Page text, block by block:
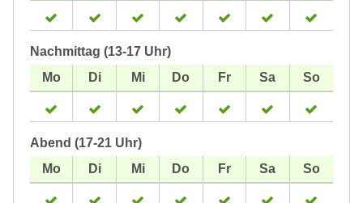
Nachmittag (13-17 Uhr)
Abend (17-21 Uhr)